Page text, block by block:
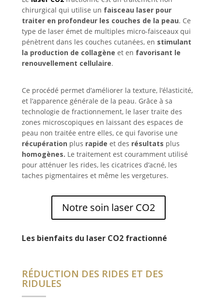
chirurgical qui utilise un faisceau laser pour
traiter en profondeur les couches de la peau. Ce
type de laser émet de multiples micro-faisceaux qui
pénètrent dans les couches cutanées, en stimulant
la production de collagène et en favorisant le
renouvellement cellulaire.
Ce procédé permet d’améliorer la texture, l’élasticité,
et l’apparence générale de la peau. Grâce à sa
technologie de fractionnement, le laser traite des
zones microscopiques en laissant des espaces de
peau non traitée entre elles, ce qui favorise une
récupération plus rapide et des résultats plus
homogènes. Le traitement est couramment utilisé
pour atténuer les rides, les cicatrices d’acné, les
taches pigmentaires et même les vergetures.
Notre soin laser CO2
Les bienfaits du laser CO2 fractionné
RÉDUCTION DES RIDES ET DES
RIDULES